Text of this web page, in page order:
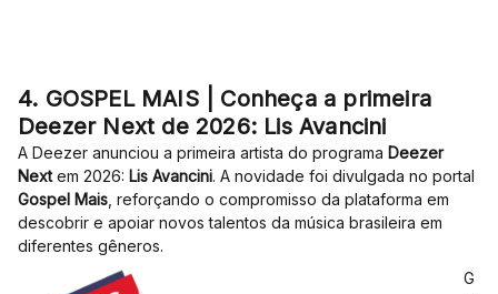
4. GOSPEL MAIS | Conheça a primeira
Deezer Next de 2026: Lis Avancini
A Deezer anunciou a primeira artista do programa Deezer
Nextem 2026: Lis Avancini. A novidade foi divulgada no portal
Gospel Mais , reforçando o compromisso da plataforma em
descobrir e apoiar novos talentos da música brasileira em
diferentes gêneros.
G